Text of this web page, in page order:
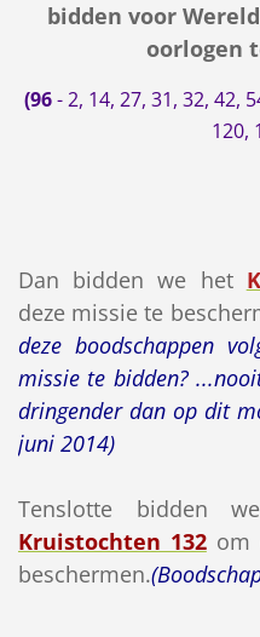
bidden voor
oorlogen
(96-2, 14, 27, 31, 32, 42,
120,
Dan bidden we het
deze missie te
deze boodschappen
missie te bidden?
dringender dan op dit
juni 2014)
Tenslotte bidden
Kruistochten 132om
beschermen.